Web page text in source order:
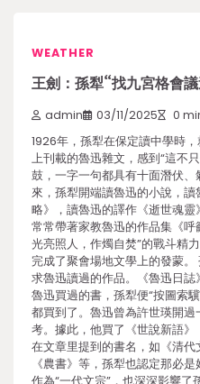
WEATHER
王劍：孫犁“找九宮格會
admin 03/11/2025 0
1926年，孫犁在保定讀中學時，
上刊載的魯迅雜文，感到“這不
鼓，一字一句都具有十面潛伏
來，孫犁開端讀魯迅的小說，
略》，讀魯迅的譯作《逝世魂
常常帶著家教魯迅的作品集《呼
光亮照人，作燭自焚”的戰斗精
完成了聚會場地文學上的發蒙
求魯迅讀過的作品。《魯迅日
魯迅買過的書，孫犁便“按圖索
都買到了。魯迅曾為許世瑛開
考。據此，他買了《世說新語
在文章里提到的書名，如《清代
《農書》等，孫犁也認定那必
作為“一代文宗”，也深深影響